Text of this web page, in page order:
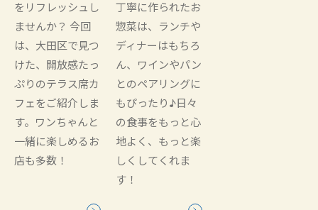
をリフレッシュし
ませんか？ 今回
は、大田区で見つ
けた、開放感たっ
ぷりのテラス席カ
フェをご紹介しま
す。ワンちゃんと
一緒に楽しめるお
店も多数！
丁寧に作られたお
惣菜は、ランチや
ディナーはもちろ
ん、ワインやパン
とのペアリングに
もぴったり♪日々
の食事をもっと心
地よく、もっと楽
しくしてくれま
す！